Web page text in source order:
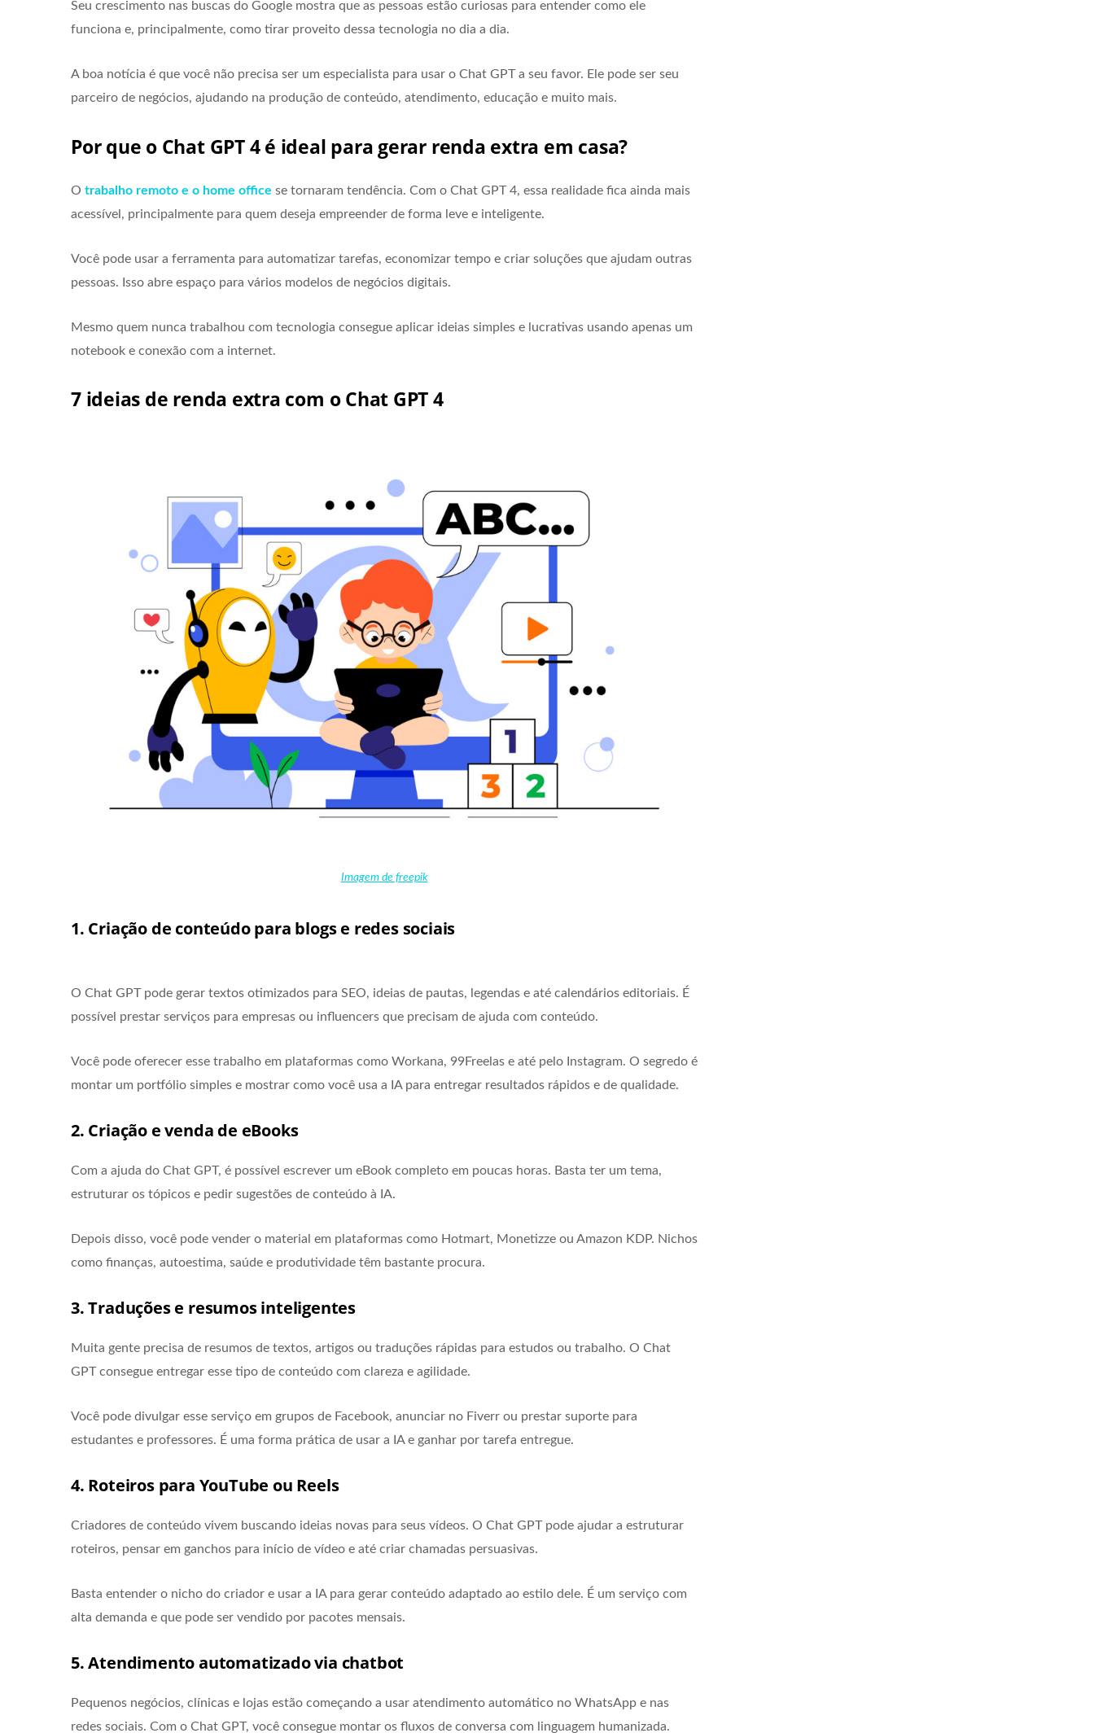
Seu crescimento nas buscas do Google mostra que as pessoas estão curiosas para entender como ele
funciona e, principalmente, como tirar proveito dessa tecnologia no dia a dia.
A boa notícia é que você não precisa ser um especialista para usar o Chat GPT a seu favor. Ele pode ser seu
parceiro de negócios, ajudando na produção de conteúdo, atendimento, educação e muito mais.
Por que o Chat GPT 4 é ideal para gerar renda extra em casa?
O trabalho remoto e o home office se tornaram tendência. Com o Chat GPT 4, essa realidade fica ainda mais
acessível, principalmente para quem deseja empreender de forma leve e inteligente.
Você pode usar a ferramenta para automatizar tarefas, economizar tempo e criar soluções que ajudam outras
pessoas. Isso abre espaço para vários modelos de negócios digitais.
Mesmo quem nunca trabalhou com tecnologia consegue aplicar ideias simples e lucrativas usando apenas um
notebook e conexão com a internet.
7 ideias de renda extra com o Chat GPT 4
Imagem de freepik
1. Criação de conteúdo para blogs e redes sociais
O Chat GPT pode gerar textos otimizados para SEO, ideias de pautas, legendas e até calendários editoriais. É
possível prestar serviços para empresas ou influencers que precisam de ajuda com conteúdo.
Você pode oferecer esse trabalho em plataformas como Workana, 99Freelas e até pelo Instagram. O segredo é
montar um portfólio simples e mostrar como você usa a IA para entregar resultados rápidos e de qualidade.
2. Criação e venda de eBooks
Com a ajuda do Chat GPT, é possível escrever um eBook completo em poucas horas. Basta ter um tema,
estruturar os tópicos e pedir sugestões de conteúdo à IA.
Depois disso, você pode vender o material em plataformas como Hotmart, Monetizze ou Amazon KDP. Nichos
como finanças, autoestima, saúde e produtividade têm bastante procura.
3. Traduções e resumos inteligentes
Muita gente precisa de resumos de textos, artigos ou traduções rápidas para estudos ou trabalho. O Chat
GPT consegue entregar esse tipo de conteúdo com clareza e agilidade.
Você pode divulgar esse serviço em grupos de Facebook, anunciar no Fiverr ou prestar suporte para
estudantes e professores. É uma forma prática de usar a IA e ganhar por tarefa entregue.
4. Roteiros para YouTube ou Reels
Criadores de conteúdo vivem buscando ideias novas para seus vídeos. O Chat GPT pode ajudar a estruturar
roteiros, pensar em ganchos para início de vídeo e até criar chamadas persuasivas.
Basta entender o nicho do criador e usar a IA para gerar conteúdo adaptado ao estilo dele. É um serviço com
alta demanda e que pode ser vendido por pacotes mensais.
5. Atendimento automatizado via chatbot
Pequenos negócios, clínicas e lojas estão começando a usar atendimento automático no WhatsApp e nas
redes sociais. Com o Chat GPT, você consegue montar os fluxos de conversa com linguagem humanizada.